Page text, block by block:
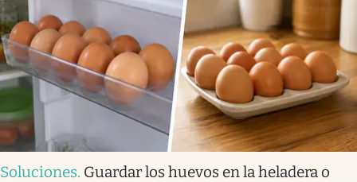
Soluciones. Guardar los huevos en la heladera o